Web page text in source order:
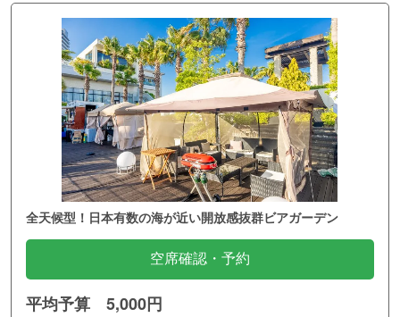
全天候型！日本有数の海が近い開放感抜群ビアガーデン
空席確認・予約
平均予算 5,000円